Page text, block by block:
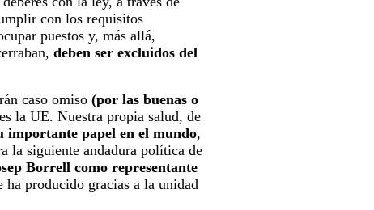
con los requisitos
puestos y, más allá,
deben ser excluidos del
caso omiso (por las buenas o
la UE. Nuestra propia salud, de
importante papel en el mundo,
la siguiente andadura política de
Borrell como representante
ha producido gracias a la unidad